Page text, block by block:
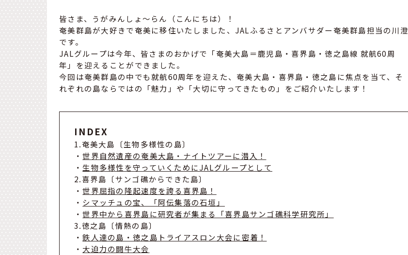
皆さま、うがみんしょ～らん（こんにちは）！
奄美群島が大好きで奄美に移住いたしました、JALふるさとアンバサダー奄美群島担当の川澄
です。
JALグループは今年、皆さまのおかげで「奄美大島＝鹿児島・喜界島・徳之島線 就航60周
年」を迎えることができました。
今回は奄美群島の中でも就航60周年を迎えた、奄美大島・喜界島・徳之島に焦点を当て、そ
れぞれの島ならではの「魅力」や「大切に守ってきたもの」をご紹介いたします！
INDEX
1.奄美大島〔生物多様性の島〕
・世界自然遺産の奄美大島・ナイトツアーに潜入！
・ 生物多様性を守っていくためにJALグループとして
2.喜界島〔サンゴ礁からできた島〕
・世界屈指の隆起速度を誇る喜界島！
・ シマッチュの宝、「阿伝集落の石垣」
・世界中から喜界島に研究者が集まる「喜界島サンゴ礁科学研究所」
3.徳之島〔情熱の島〕
・鉄人達の島・徳之島トライアスロン大会に密着！
・ 大迫力の闘牛大会